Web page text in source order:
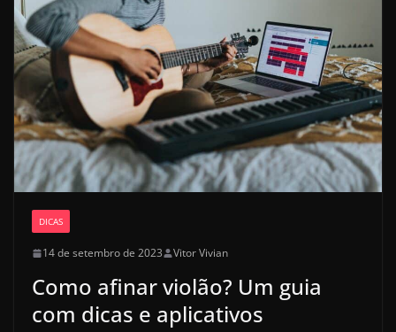
DICAS
14 de setembro de 2023 Vitor Vivian
Como afinar violão? Um guia
com dicas e aplicativos